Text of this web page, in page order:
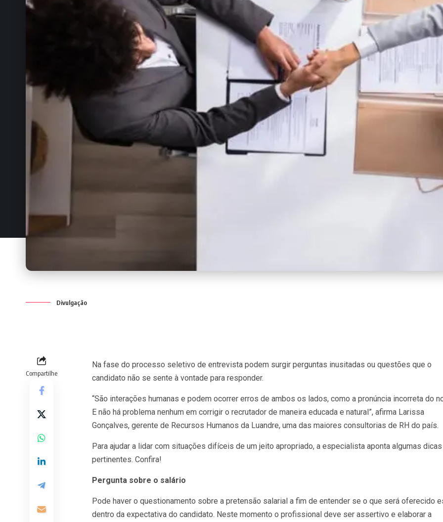
Divulgação
Compartilhe
Na fase do processo seletivo de entrevista podem surgir perguntas inusitadas ou questões que o
candidato não se sente à vontade para responder.
“São interações humanas e podem ocorrer erros de ambos os lados, como a pronúncia incorreta do
E não há problema nenhum em corrigir o recrutador de maneira educada e natural”, afirma Larissa
Gonçalves, gerente de Recursos Humanos da Luandre, uma das maiores consultorias de RH do país.
Para ajudar a lidar com situações difíceis de um jeito apropriado, a especialista aponta algumas dicas
pertinentes. Confira!
Pergunta sobre o salário
Pode haver o questionamento sobre a pretensão salarial a fim de entender se o que será oferecido
dentro da expectativa do candidato. Neste momento o profissional deve ser assertivo e elaborar a